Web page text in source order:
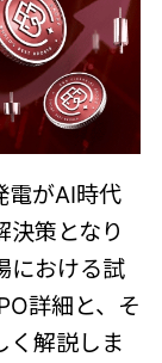
電がAI時代
決策となり
における試
詳細と、そ
く解説しま